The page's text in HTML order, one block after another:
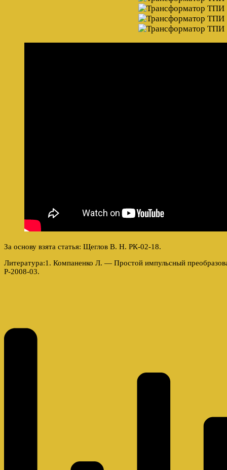
За основу взята статья: Щеглов В. Н. РК-02-18.
Литература:1. Компаненко Л. — Простой импульсный
Р-2008-03.